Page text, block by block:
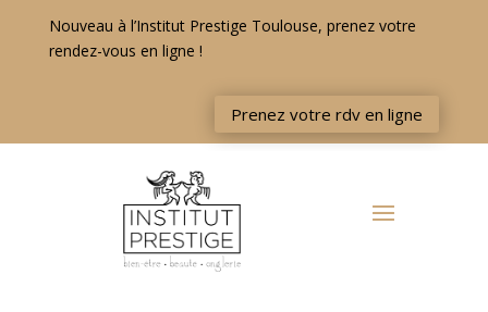
Nouveau à l’Institut Prestige Toulouse, prenez votre
rendez-vous en ligne !
Prenez votre rdv en ligne